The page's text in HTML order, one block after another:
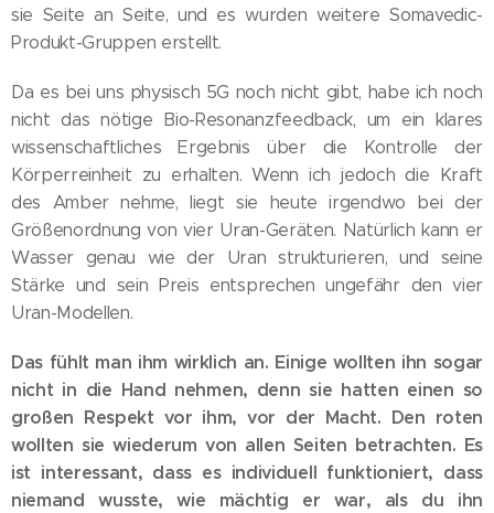
sie Seite an Seite, und es wurden weitere Somavedic-
Produkt-Gruppen erstellt.
Da es bei uns physisch 5G noch nicht gibt, habe ich noch
nicht das nötige Bio-Resonanzfeedback, um ein klares
wissenschaftliches Ergebnis über die Kontrolle der
Körperreinheit zu erhalten. Wenn ich jedoch die Kraft
des Amber nehme, liegt sie heute irgendwo bei der
Größenordnung von vier Uran-Geräten. Natürlich kann er
Wasser genau wie der Uran strukturieren, und seine
Stärke und sein Preis entsprechen ungefähr den vier
Uran-Modellen.
Das fühlt man ihm wirklich an. Einige wollten ihn sogar
nicht in die Hand nehmen, denn sie hatten einen so
großen Respekt vor ihm, vor der Macht. Den roten
wollten sie wiederum von allen Seiten betrachten. Es
ist interessant, dass es individuell funktioniert, dass
niemand wusste, wie mächtig er war, als du ihn